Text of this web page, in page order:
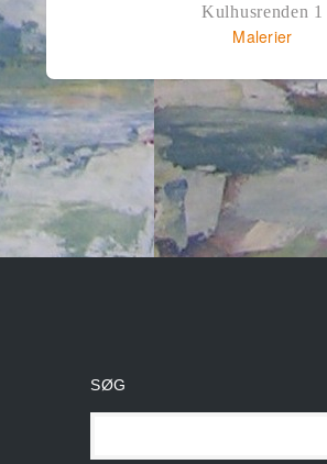
Kulhusrenden 1
Malerier
SØG